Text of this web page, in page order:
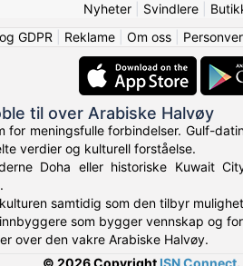
Nyheter| Svindlere|
GDPR
Reklame| Om oss|
til over Arabiske Halvøy
for meningsfulle forbindelser. Gulf-
verdier og kulturell forståelse.
Doha eller historiske Kuwait
samtidig som den tilbyr
som bygger vennskap og
over den vakre Arabiske Halvøy.
© 2026 Copyright ISN Connect